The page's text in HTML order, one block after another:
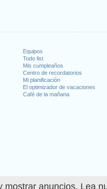
anuncios. Lea
Equipos
Todo list
Mis cumpleaños
Centro de recordatorios
Mi planificación
El optimizador de vacaciones
Café de la mañana